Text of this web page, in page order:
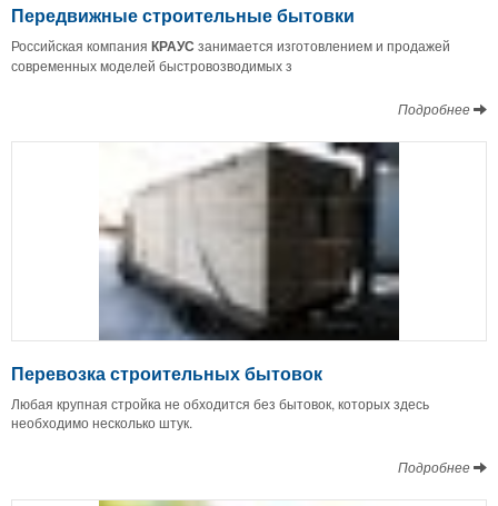
Передвижные строительные бытовки
Российская компания КРАУС занимается изготовлением и продажей
современных моделей быстровозводимых з
Подробнее
Перевозка строительных бытовок
Любая крупная стройка не обходится без бытовок, которых здесь
необходимо несколько штук.
Подробнее